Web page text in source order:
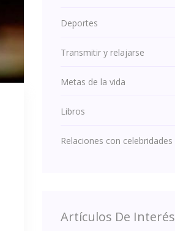
Deportes
Transmitir y relajarse
Metas de la vida
Libros
Relaciones con celebridades
Artículos De Interés